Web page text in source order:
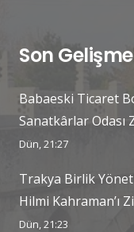
Son
Babaeski Ticaret
Sanatkârlar Odası
Dün, 21:27
Trakya Birlik
Hilmi Kahraman’ı
Dün, 21:23